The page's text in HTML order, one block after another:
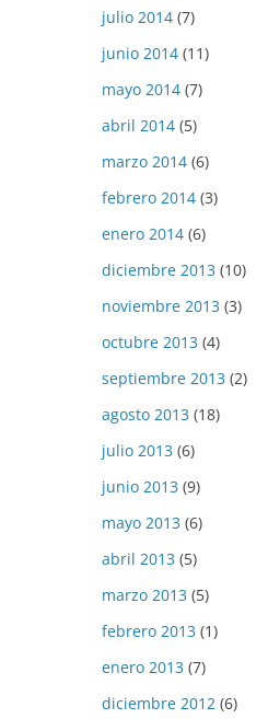
julio 2014 (7)
junio 2014 (11)
mayo 2014 (7)
abril 2014 (5)
marzo 2014 (6)
febrero 2014 (3)
enero 2014 (6)
diciembre 2013 (10)
noviembre 2013 (3)
octubre 2013 (4)
septiembre 2013 (2)
agosto 2013 (18)
julio 2013 (6)
junio 2013 (9)
mayo 2013 (6)
abril 2013 (5)
marzo 2013 (5)
febrero 2013 (1)
enero 2013 (7)
diciembre 2012 (6)